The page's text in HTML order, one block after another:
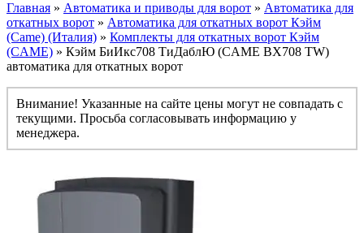
Главная » Автоматика и приводы для ворот » Автоматика для
откатных ворот » Автоматика для откатных ворот Кэйм
(Came) (Италия) » Комплекты для откатных ворот Кэйм
(CAME) » Кэйм БиИкс708 ТиДаблЮ (CAME BX708 TW)
автоматика для откатных ворот
Внимание! Указанные на сайте цены могут не совпадать с
текущими. Просьба согласовывать информацию у
менеджера.